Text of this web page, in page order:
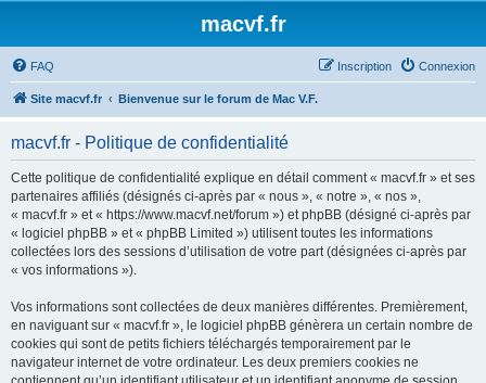
macvf.fr
FAQ Connexion
Inscription
Site macvf.fr Bienvenue sur le forum de Mac V.F.
macvf.fr - Politique de confidentialité
Cette politique de confidentialité explique en détail comment « macvf.fr » et ses
partenaires affiliés (désignés ci-après par « nous », « notre », « nos »,
« macvf.fr » et « https://www.macvf.net/forum ») et phpBB (désigné ci-après par
« logiciel phpBB » et « phpBB Limited ») utilisent toutes les informations
collectées lors des sessions d’utilisation de votre part (désignées ci-après par
« vos informations »).
Vos informations sont collectées de deux manières différentes. Premièrement,
en naviguant sur « macvf.fr », le logiciel phpBB génèrera un certain nombre de
cookies qui sont de petits fichiers téléchargés temporairement par le
navigateur internet de votre ordinateur. Les deux premiers cookies ne